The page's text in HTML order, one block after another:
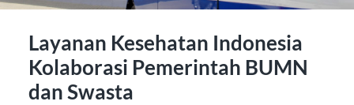
Layanan Kesehatan Indonesia
Kolaborasi Pemerintah BUMN
dan Swasta